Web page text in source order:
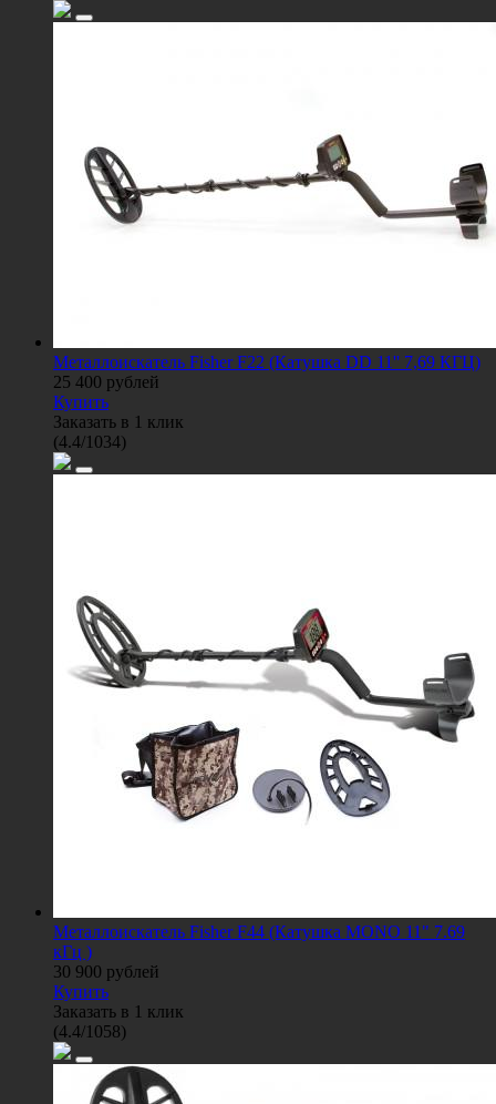
Металлоискатель Fisher F22 (Катушка DD 11'' 7,69 КГЦ)
25 400 рублей
Купить
Заказать в 1 клик
(4.4/1034)
Металлоискатель Fisher F44 (Катушка MONO 11" 7.69
кГц )
30 900 рублей
Купить
Заказать в 1 клик
(4.4/1058)